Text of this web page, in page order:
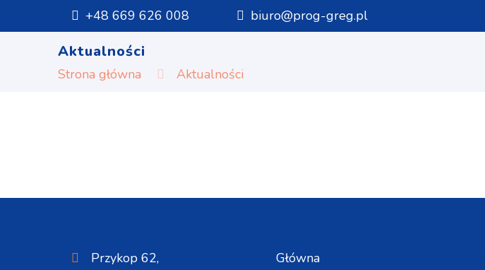
+48 669 626 008 biuro@prog-greg.pl
Aktualności
Strona główna Aktualności
Przykop 62,
Główna